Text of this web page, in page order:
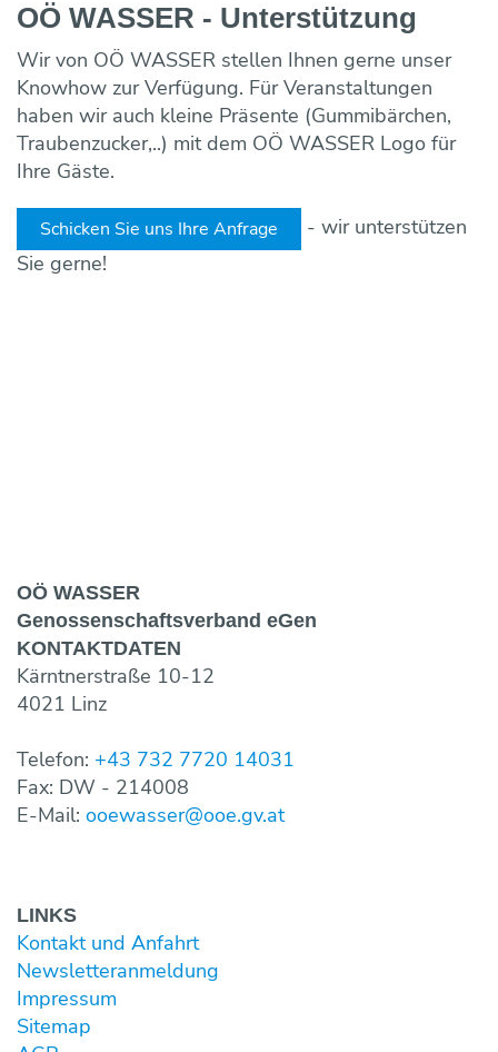
OÖ WASSER - Unterstützung
Wir von OÖ WASSER stellen Ihnen gerne unser
Knowhow zur Verfügung. Für Veranstaltungen
haben wir auch kleine Präsente (Gummibärchen,
Traubenzucker,..) mit dem OÖ WASSER Logo für
Ihre Gäste.
Schicken Sie uns Ihre Anfrage
- wir unterstützen
Sie gerne!
OÖ WASSER
Genossen­schaftsverband eGen
KONTAKT­DATEN
Kärntnerstraße 10-12
4021 Linz
Telefon: +43 732 7720 14031
Fax: DW - 214008
E-Mail: ooewasser@ooe.gv.at
LINKS
Kontakt und Anfahrt
Newsletter­anmeldung
Impressum
Sitemap